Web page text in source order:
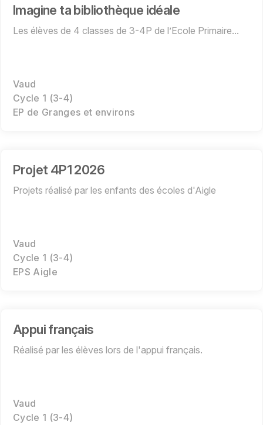
Imagine ta bibliothèque idéale
Les élèves de 4 classes de 3-4P de l’Ecole Primaire...
Vaud
Cycle 1 (3-4)
EP de Granges et environs
Projet 4P1 2026
Projets réalisé par les enfants des écoles d'Aigle
Vaud
Cycle 1 (3-4)
EPS Aigle
Appui français
Réalisé par les élèves lors de l'appui français.
Vaud
Cycle 1 (3-4)